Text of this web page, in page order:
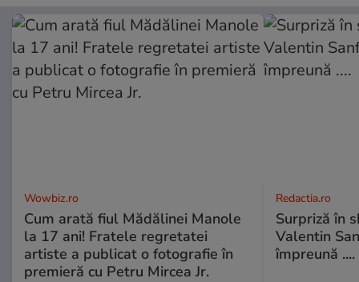
Wowbiz.ro
Cum arată fiul Mădălinei Manole
la 17 ani! Fratele regretatei
artiste a publicat o fotografie în
premieră cu Petru Mircea Jr.
Redactia.ro
Surpriză în
Valentin
împreună ....